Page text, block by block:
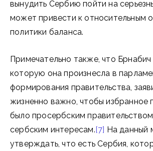
вынудить Сербию пойти на
может привести к относительным
политики баланса.
Примечательно также, что Брнабич
которую она произнесла в
формирования правительства,
жизненно важно, чтобы избранное
было просербским
сербским интересам.[7] На данный
утверждать, что есть Сербия,